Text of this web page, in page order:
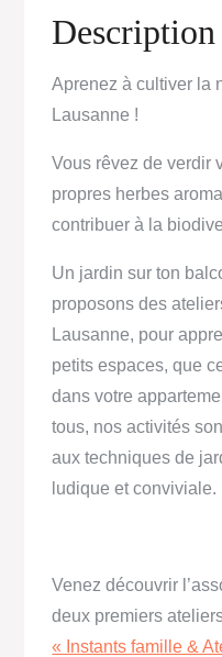
Description
Aprenez à cultiver la
Lausanne !
Vous rêvez de verdir
propres herbes
contribuer à la
Un jardin sur ton
proposons des
Lausanne, pour
petits espaces, que
dans votre
tous, nos activités
aux techniques de
ludique et conviviale.
Venez découvrir
deux premiers
« Instants famille &